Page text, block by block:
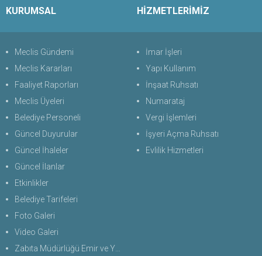
KURUMSAL
Meclis Gündemi
Meclis Kararları
Faaliyet Raporları
Meclis Üyeleri
Belediye Personeli
Güncel Duyurular
Güncel İhaleler
Güncel İlanlar
Etkinlikler
Belediye Tarifeleri
Foto Galeri
Video Galeri
Zabıta Müdürlüğü Emir ve Yasaklar Uygulama Yönetmeliği 2026
HİZMETLERİMİZ
İmar İşleri
Yapı Kullanım
İnşaat Ruhsatı
Numarataj
Vergi İşlemleri
İşyeri Açma Ruhsatı
Evlilik Hizmetleri